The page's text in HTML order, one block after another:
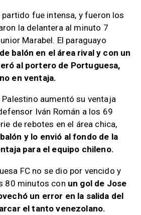
fue intensa, y fueron los
la delantera al minuto 7
Marabel. El paraguayo
balón en el área rival y con un
al portero de Portuguesa,
en ventaja.
Palestino aumentó su ventaja
Iván Román a los 69
de rebotes en el área chica,
y lo envió al fondo de la
para el equipo chileno.
FC no se dio por vencido y
80 minutos con un gol de Jose
un error en la salida del
el tanto venezolano.